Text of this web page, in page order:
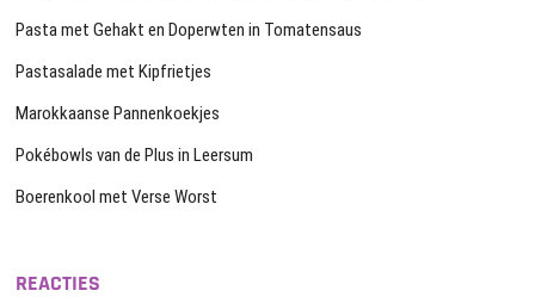
Pasta met Gehakt en Doperwten in Tomatensaus
Pastasalade met Kipfrietjes
Marokkaanse Pannenkoekjes
Pokébowls van de Plus in Leersum
Boerenkool met Verse Worst
REACTIES